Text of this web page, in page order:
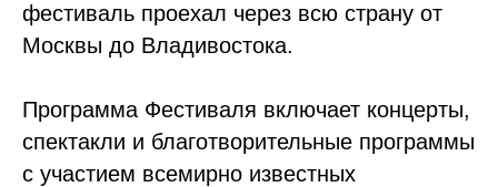
фестиваль проехал через всю страну от
Москвы до Владивостока.
Программа Фестиваля включает концерты,
спектакли и благотворительные программы
с участием всемирно известных